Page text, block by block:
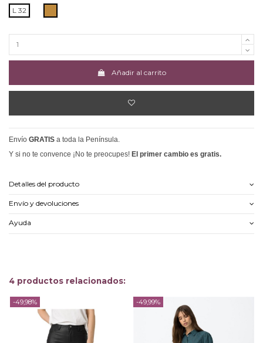
L 32
Añadir al carrito
Envío GRATIS a toda la Península.
Y si no te convence ¡No te preocupes! El primer cambio es gratis.
Detalles del producto
Envío y devoluciones
Ayuda
4 productos relacionados:
-49,98% -49,99%